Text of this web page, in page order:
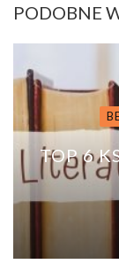
PODOBNE
TOP 6